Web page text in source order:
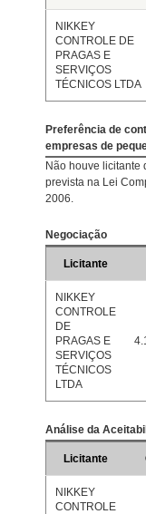
NIKKEY
CONTROLE DE
PRAGAS E
SERVIÇOS
TÉCNICOS LTDA
Preferência de
empresas de
Não houve licitante
prevista na Lei
2006.
Negociação
Licitante
NIKKEY
CONTROLE
DE
PRAGAS E
SERVIÇOS
TÉCNICOS
LTDA
Análise da
Licitante
NIKKEY
CONTROLE